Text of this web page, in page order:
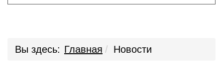
Вы здесь: Главная Новости